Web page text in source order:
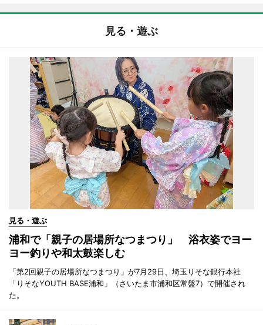
見る・遊ぶ
見る・遊ぶ
浦和で「親子の居場所なつまつり」 浴衣姿でヨー
ヨー釣りや和太鼓楽しむ
「第2回親子の居場所なつまつり」が7月29日、埼玉りそな銀行本社
「りそなYOUTH BASE浦和」（さいたま市浦和区常盤7）で開催され
た。